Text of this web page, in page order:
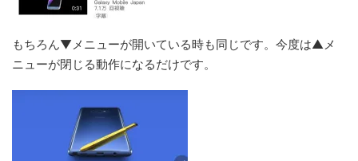
もちろん▼メニューが開いている時も同じです。今度は▲メ
ニューが閉じる動作になるだけです。